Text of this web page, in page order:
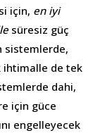
için, en iyi
süresiz güç
sistemlerde,
ihtimalle de tek
dahi,
için güce
engelleyecek